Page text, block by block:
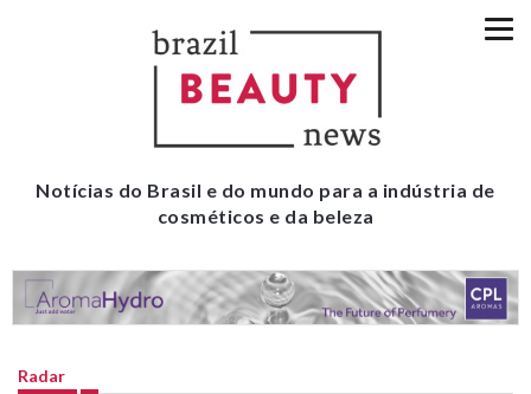
Notícias do Brasil e do mundo para a indústria de
cosméticos e da beleza
Radar